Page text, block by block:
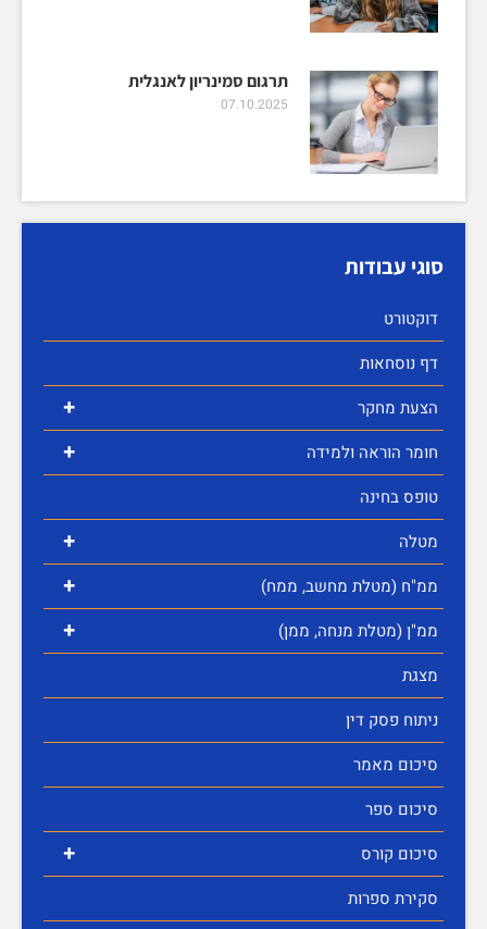
תרגום סמינריון לאנגלית
07.10.2025
סוגי עבודות
דוקטורט
דף נוסחאות
+ הצעת מחקר
+
חומר הוראה ולמידה
טופס בחינה
+ מטלה
+ ממ"ח (מטלת מחשב, ממח)
+
ממ"ן (מטלת מנחה, ממן)
מצגת
ניתוח פסק דין
סיכום מאמר
סיכום ספר
+
סיכום קורס
סקירת ספרות